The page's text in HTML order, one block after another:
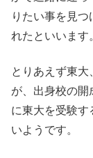
りたい事を見
れたといいます
とりあえず東
が、出身校の開
に東大を受験す
いようです。